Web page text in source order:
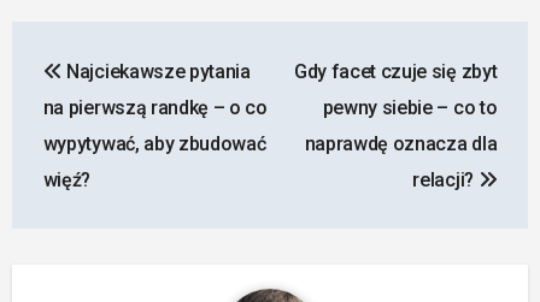
wpisu
Najciekawsze pytania
na pierwszą randkę – o co
wypytywać, aby zbudować
więź?
Gdy facet czuje się zbyt
pewny siebie – co to
naprawdę oznacza dla
relacji?